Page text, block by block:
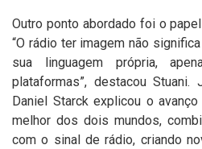
Outro ponto abordado foi o
“O rádio ter imagem não
sua linguagem própria,
plataformas”, destacou Stuani.
Daniel Starck explicou o
melhor dos dois mundos,
com o sinal de rádio, criando